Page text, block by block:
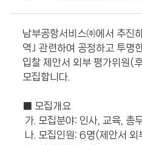
남부공항서비스㈜에서 추
역｣ 관련하여 공정하고 투명
입찰 제안서 외부 평가위원(
모집합니다.
■ 모집개요
가. 모집분야: 인사, 교육, 총
나. 모집인원: 6명(제안서